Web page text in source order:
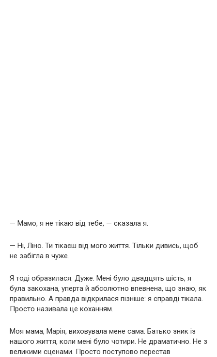
— Мамо, я не тікаю від тебе, — сказала я.
— Ні, Ліно. Ти тікаєш від мого життя. Тільки дивись, щоб
не забігла в чуже.
Я тоді образилася. Дуже. Мені було двадцять шість, я
була закохана, уперта й абсолютно впевнена, що знаю, як
правильно. А правда відкрилася пізніше: я справді тікала.
Просто називала це коханням.
Моя мама, Марія, виховувала мене сама. Батько зник із
нашого життя, коли мені було чотири. Не драматично. Не з
великими сценами. Просто поступово перестав